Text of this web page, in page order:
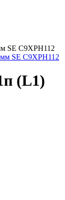
SE C9XPH112
(L1)